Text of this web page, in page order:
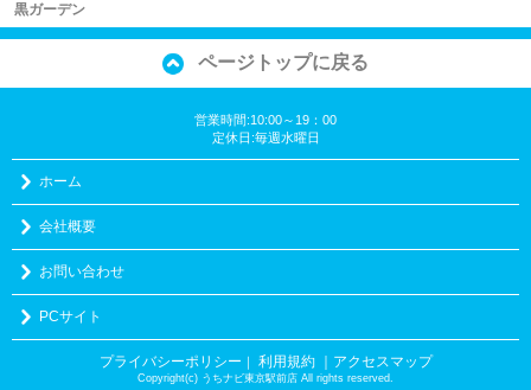
黒ガーデン
ページトップに戻る
営業時間:10:00～19：00
定休日:毎週水曜日
ホーム
会社概要
お問い合わせ
PCサイト
プライバシーポリシー 利用規約 ｜アクセスマップ
Copyright(c) うちナビ東京駅前店 All rights reserved.